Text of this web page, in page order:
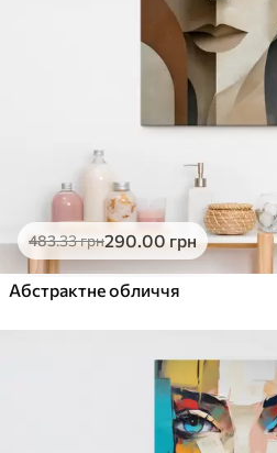
483.33грн290.00 грн
Абстрактне обличчя